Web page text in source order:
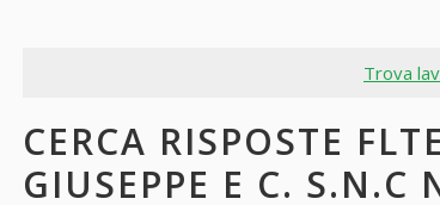
Trova
CERCA RISPOSTE
GIUSEPPE E C. S.N.C